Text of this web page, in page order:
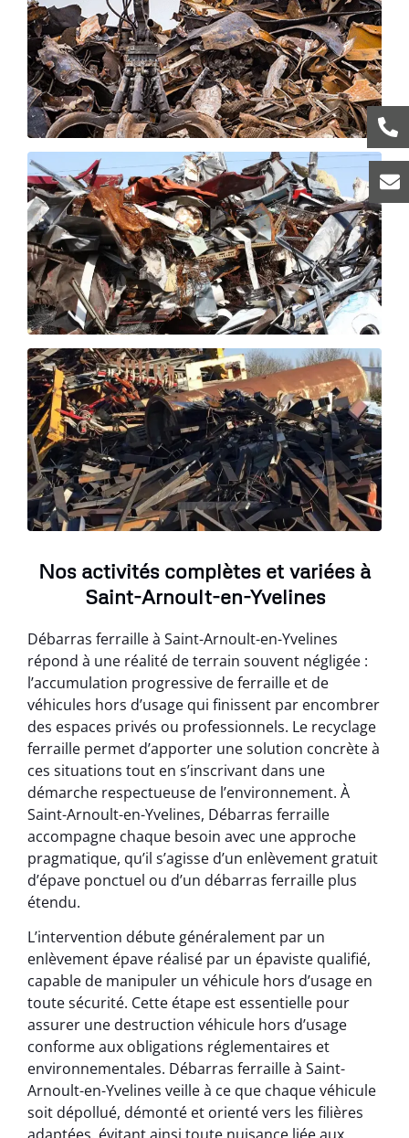
Nos activités complètes et variées à
Saint-Arnoult-en-Yvelines
Débarras ferraille à Saint-Arnoult-en-Yvelines
répond à une réalité de terrain souvent négligée :
l’accumulation progressive de ferraille et de
véhicules hors d’usage qui finissent par encombrer
des espaces privés ou professionnels. Le recyclage
ferraille permet d’apporter une solution concrète à
ces situations tout en s’inscrivant dans une
démarche respectueuse de l’environnement. À
Saint-Arnoult-en-Yvelines, Débarras ferraille
accompagne chaque besoin avec une approche
pragmatique, qu’il s’agisse d’un enlèvement gratuit
d’épave ponctuel ou d’un débarras ferraille plus
étendu.
L’intervention débute généralement par un
enlèvement épave réalisé par un épaviste qualifié,
capable de manipuler un véhicule hors d’usage en
toute sécurité. Cette étape est essentielle pour
assurer une destruction véhicule hors d’usage
conforme aux obligations réglementaires et
environnementales. Débarras ferraille à Saint-
Arnoult-en-Yvelines veille à ce que chaque véhicule
soit dépollué, démonté et orienté vers les filières